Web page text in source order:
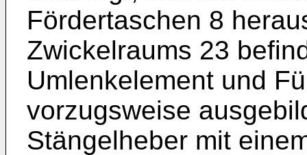
Fördertaschen 8
Zwickelraums 23
Umlenkelement und
vorzugsweise
Stängelheber mit